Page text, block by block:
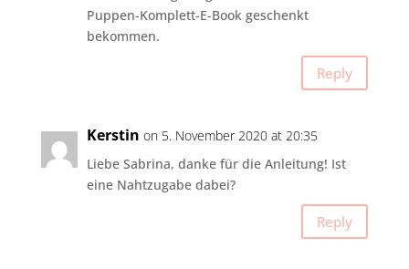
Puppen-Komplett-E-Book geschenkt
bekommen.
Reply
Kerstin on 5. November 2020 at 20:35
Liebe Sabrina, danke für die Anleitung! Ist
eine Nahtzugabe dabei?
Reply